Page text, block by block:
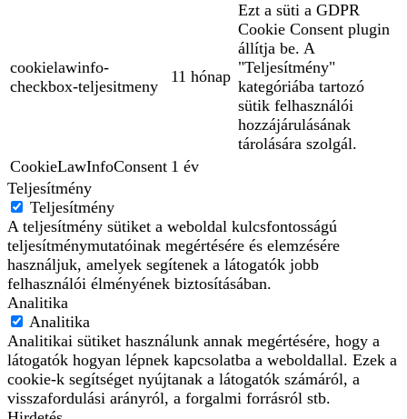
cookielawinfo-
checkbox-teljesitmeny
11 hónap
Ezt a süti a GDPR
Cookie Consent plugin
állítja be. A
"Teljesítmény"
kategóriába tartozó
sütik felhasználói
hozzájárulásának
tárolására szolgál.
CookieLawInfoConsent 1 év
Teljesítmény
Teljesítmény
A teljesítmény sütiket a weboldal kulcsfontosságú
teljesítménymutatóinak megértésére és elemzésére
használjuk, amelyek segítenek a látogatók jobb
felhasználói élményének biztosításában.
Analitika
Analitika
Analitikai sütiket használunk annak megértésére, hogy a
látogatók hogyan lépnek kapcsolatba a weboldallal. Ezek a
cookie-k segítséget nyújtanak a látogatók számáról, a
visszafordulási arányról, a forgalmi forrásról stb.